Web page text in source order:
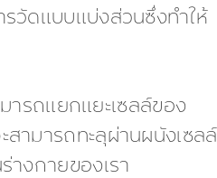
วัดแบบแบ่งส่วนซึ่งทำให้
ารถแยกแยะเซลล์ของ
ามารถทะลุผ่านผนังเซลล์
างกายของเรา